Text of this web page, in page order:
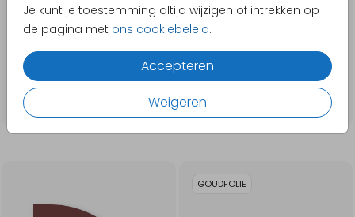
Je kunt je toestemming altijd wijzigen of intrekken op
de pagina met ons cookiebeleid.
Accepteren
Weigeren
GOUDFOLIE